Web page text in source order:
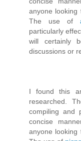
anyone looking
The use of
particularly
will certainly
discussions or
I found this
researched.
compiling and
concise
anyone looking